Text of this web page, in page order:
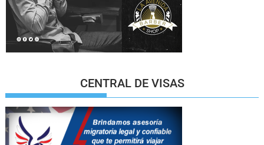
CENTRAL DE VISAS